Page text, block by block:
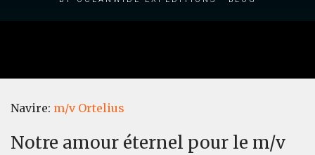
Navire: m/v Ortelius
Notre amour éternel pour le m/v